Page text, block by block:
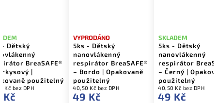
- Dětský
BreaSAFE®
|
použitelný
Kč bez DPH
Kč
5ks - Dětský
nanovlákenný
respirátor BreaSAFE®
– Bordo | Opakovaně
použitelný
VYPRODÁNO
40,50 Kč bez DPH
49 Kč
5ks - Dětský
nanovlákenný
respirátor
– Černý |
použitelný
SKLADEM
40,50 Kč bez DPH
49 Kč